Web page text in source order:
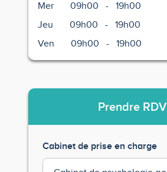
Mer
09h00 -
19h00
Jeu
09h00 -
19h00
Ven
09h00 - 19h00
Prendre RDV
Cabinet de prise en charge